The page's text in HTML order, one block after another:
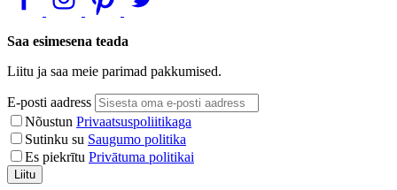
Saa esimesena teada
Liitu ja saa meie parimad pakkumised.
E-posti aadress
Nõustun Privaatsuspoliitikaga
Sutinku su Saugumo politika
Es piekrītu Privātuma politikai
Liitu